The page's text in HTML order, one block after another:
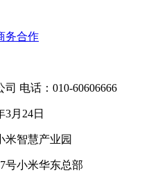
务合作
电话：010-60606666
3月24日
米智慧产业园
号小米华东总部